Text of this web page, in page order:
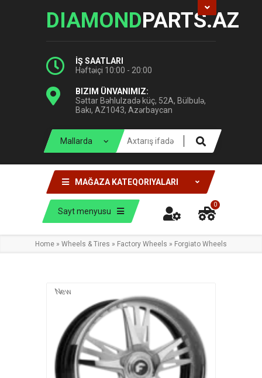
DIAMONDPARTS.AZ
İŞ SAATLARI
Həftəiçi 10:00 - 20:00
BIZIM ÜNVANIMIZ:
Səttar Bəhlulzadə küç, 52A, Bülbulə,
Bakı, AZ1043, Azərbaycan
MAĞAZA KATEQORIYALARI
Sayt menyusu
0
Home » Wheels & Tires » Factory Wheels » Forgiato Wheels
New